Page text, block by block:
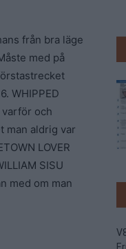
från bra läge
med på
WHIPPED
varför och
man aldrig var
LOVER
SISU
med om man